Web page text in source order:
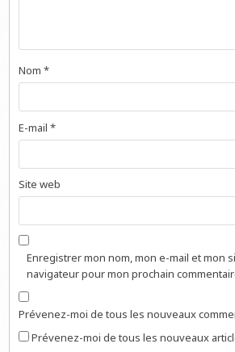
Nom*
E-mail*
Site web
Enregistrer mon nom, mon e-mail et mon
navigateur pour mon prochain
Prévenez-moi de tous les nouveaux
Prévenez-moi de tous les nouveaux